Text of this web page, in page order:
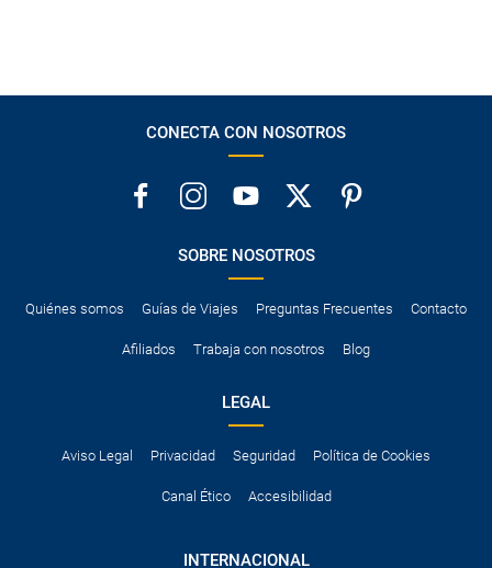
CONECTA CON NOSOTROS
SOBRE NOSOTROS
Quiénes somos Guías de Viajes Preguntas Frecuentes Contacto
Afiliados Trabaja con nosotros Blog
LEGAL
Aviso Legal Privacidad Seguridad Política de Cookies
Canal Ético Accesibilidad
INTERNACIONAL